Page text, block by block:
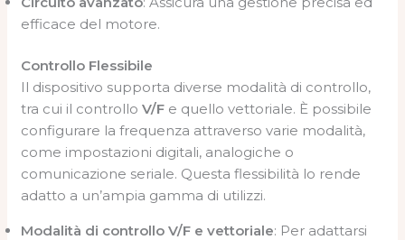
efficace del motore.
Controllo Flessibile
Il dispositivo supporta diverse modalità di controllo,
tra cui il controlloV/F e quello vettoriale. È possibile
configurare la frequenza attraverso varie modalità,
come impostazioni digitali, analogiche o
comunicazione seriale. Questa flessibilità lo rende
adatto a un’ampia gamma di utilizzi.
Modalità di controllo V/F e vettoriale: Per adattarsi